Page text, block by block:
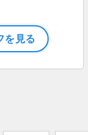
を見る